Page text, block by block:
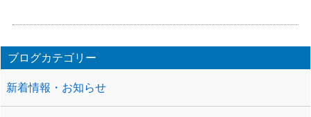
ブログカテゴリー
新着情報・お知らせ